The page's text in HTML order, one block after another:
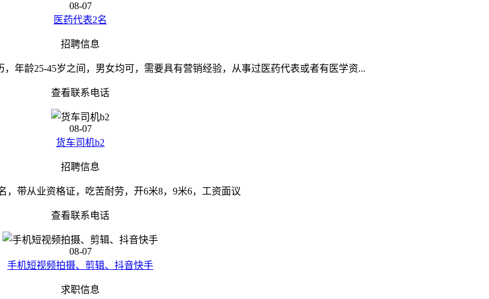
08-07
医药代表2名
招聘信息
年龄25-45岁之间，男女均可，需要具有营销经验，从事过医药代表或者有医学资...
查看联系电话
08-07
货车司机b2
招聘信息
，带从业资格证，吃苦耐劳，开6米8，9米6，工资面议
查看联系电话
08-07
手机短视频拍摄、剪辑、抖音快手
求职信息